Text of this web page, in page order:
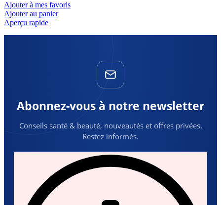
Ajouter à mes favoris
Ajouter au panier
Aperçu rapide
Abonnez-vous à notre newsletter
Conseils santé & beauté, nouveautés et offres privées.
Restez informés.